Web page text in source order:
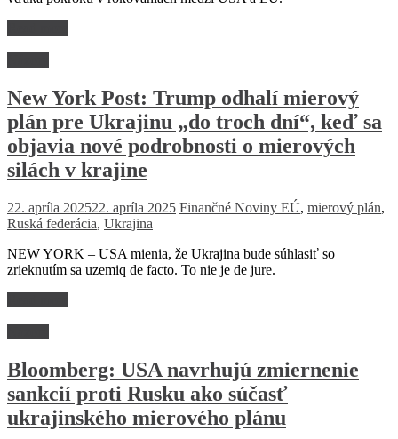
New York Post: Trump odhalí mierový
plán pre Ukrajinu „do troch dní“, keď sa
objavia nové podrobnosti o mierových
silách v krajine
22. apríla 202522. apríla 2025 Finančné Noviny EÚ, mierový plán,
Ruská federácia, Ukrajina
NEW YORK – USA mienia, že Ukrajina bude súhlasiť so
zrieknutím sa uzemiq de facto. To nie je de jure.
Bloomberg: USA navrhujú zmiernenie
sankcií proti Rusku ako súčasť
ukrajinského mierového plánu